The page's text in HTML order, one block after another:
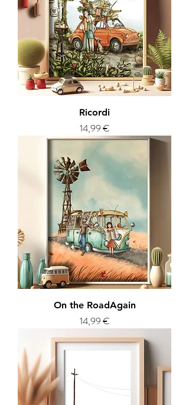
Ricordi
Prezzo
14,99 €
On the RoadAgain
Prezzo
14,99 €